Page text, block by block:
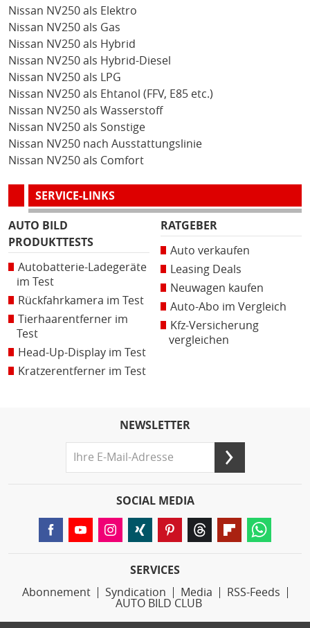
Nissan NV250 als Elektro
Nissan NV250 als Gas
Nissan NV250 als Hybrid
Nissan NV250 als Hybrid-Diesel
Nissan NV250 als LPG
Nissan NV250 als Ehtanol (FFV, E85 etc.)
Nissan NV250 als Wasserstoff
Nissan NV250 als Sonstige
Nissan NV250 nach Ausstattungslinie
Nissan NV250 als Comfort
SERVICE-LINKS
AUTO BILD
PRODUKTTESTS
Autobatterie-Ladegeräte
im Test
Rückfahrkamera im Test
Tierhaarentferner im
Test
Head-Up-Display im Test
Kratzerentferner im Test
RATGEBER
Auto verkaufen
Leasing Deals
Neuwagen kaufen
Auto-Abo im Vergleich
Kfz-Versicherung
vergleichen
NEWSLETTER
SOCIAL MEDIA
SERVICES
Abonnement
Syndication Media
RSS-Feeds
AUTO BILD CLUB